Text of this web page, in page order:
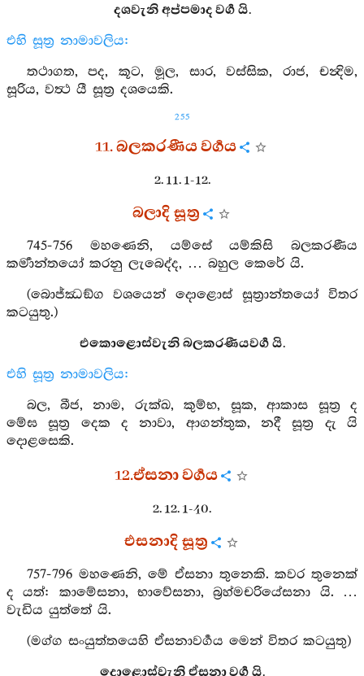
දශවැනි අප්පමාද වර්‍ග යි.
එහි සූත්‍ර නාමාවලිය:
තථාගත, පද, කූට, මූල, සාර, වස්සික, රාජ, චන්‍දිම,
සූරිය, වත්‍ථ යී සූත්‍ර දශයෙකි.
255
11. බලකරණීය වර්‍ගය
2. 11. 1-12.
බලාදි සූත්‍ර
745-756 මහණෙනි, යම්සේ යම්කිසි බලකරණීය
කර්‍මාන්තයෝ කරනු ලැබෙද්ද, … බහුල කෙරේ යි.
(බොජ්ඣඞ්ග වශයෙන් දොළොස් සූත්‍රාන්තයෝ විතර
කටයුතු.)
එකොළොස්වැනි බලකරණීයවර්‍ග යි.
එහි සූත්‍ර නාමාවලිය:
බල, බීජ, නාම, රුක්ඛ, කුම්භ, සූක, ආකාස සූත්‍ර ද
මේඝ සූත්‍ර දෙක ද නාවා, ආගන්තුක, නදී සූත්‍ර දැ යි
දොළසෙකි.
12.ඒසනා වර්‍ගය
2. 12. 1-40.
එසනාදි සූත්‍ර
757-796 මහණෙනි, මේ ඒසනා තුනෙකි. කවර තුනෙක්
ද යත්: කාමේසනා, භාවේසනා, බ්‍රහ්මචරියේසනා යි. …
වැඩිය යුත්තේ යි.
(මග්ග සංයුත්තයෙහි ඒසනාවර්‍ගය මෙන් විතර කටයුතු)